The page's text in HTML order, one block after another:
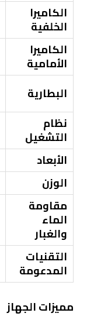
الكاميرا
الخلفية
الكاميرا
الأمامية
البطارية
نظام
التشغيل
الأبعاد
الوزن
مقاومة
الماء
والغبار
التقنيات
المدعومة
مميزات الجهاز